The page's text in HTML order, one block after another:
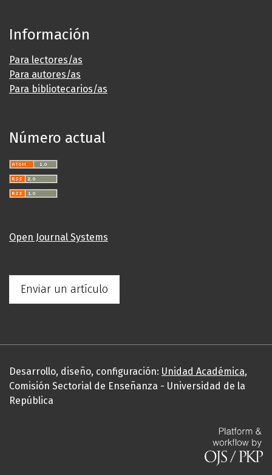
Información
Para lectores/as
Para autores/as
Para bibliotecarios/as
Número actual
Open Journal Systems
Enviar un artículo
Desarrollo, diseño, configuración: Unidad Académica,
Comisión Sectorial de Enseñanza - Universidad de la
República